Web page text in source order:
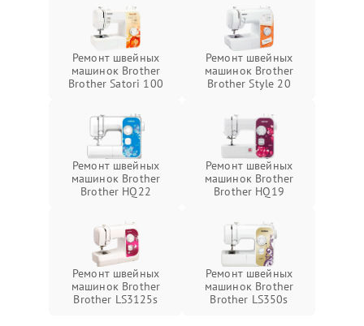
Ремонт швейных
машинок Brother
Brother Satori 100
Ремонт швейных
машинок Brother
Brother Style 20
Ремонт швейных
машинок Brother
Brother HQ22
Ремонт швейных
машинок Brother
Brother HQ19
Ремонт швейных
машинок Brother
Brother LS3125s
Ремонт швейных
машинок Brother
Brother LS350s